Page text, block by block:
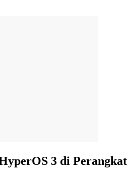
3 di Perangkat